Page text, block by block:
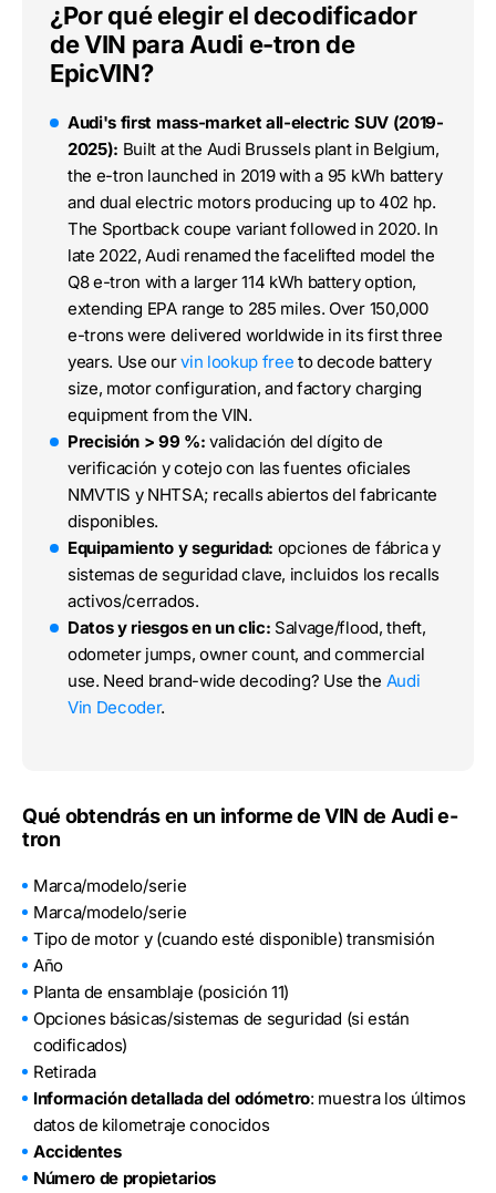
¿Por qué elegir el decodificador
de VIN para Audi e-tron de
EpicVIN?
Audi's first mass-market all-electric SUV (2019-
2025): Built at the Audi Brussels plant in Belgium,
the e-tron launched in 2019 with a 95 kWh battery
and dual electric motors producing up to 402 hp.
The Sportback coupe variant followed in 2020. In
late 2022, Audi renamed the facelifted model the
Q8 e-tron with a larger 114 kWh battery option,
extending EPA range to 285 miles. Over 150,000
e-trons were delivered worldwide in its first three
years. Use ourvin lookup free to decode battery
size, motor configuration, and factory charging
equipment from the VIN.
Precisión > 99 %: validación del dígito de
verificación y cotejo con las fuentes oficiales
NMVTIS y NHTSA; recalls abiertos del fabricante
disponibles.
Equipamiento y seguridad: opciones de fábrica y
sistemas de seguridad clave, incluidos los recalls
activos/cerrados.
Datos y riesgos en un clic: Salvage/flood, theft,
odometer jumps, owner count, and commercial
use. Need brand-wide decoding? Use the Audi
Vin Decoder.
Qué obtendrás en un informe de VIN de Audi e-
tron
Marca/modelo/serie
Marca/modelo/serie
Tipo de motor y (cuando esté disponible) transmisión
Año
Planta de ensamblaje (posición 11)
Opciones básicas/sistemas de seguridad (si están
codificados)
Retirada
Información detallada del odómetro: muestra los últimos
datos de kilometraje conocidos
Accidentes
Número de propietarios